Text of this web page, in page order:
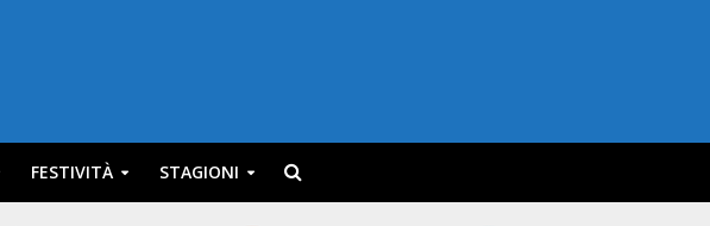
FESTIVITÀ STAGIONI